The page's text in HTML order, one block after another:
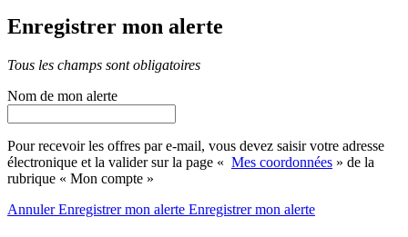
Enregistrer mon alerte
Tous les champs sont obligatoires
Nom de mon alerte
Pour recevoir les offres par e-mail, vous devez saisir votre adresse
électronique et la valider sur la page « Mes coordonnées » de la
rubrique « Mon compte »
AnnulerEnregistrer mon alerte Enregistrermon alerte